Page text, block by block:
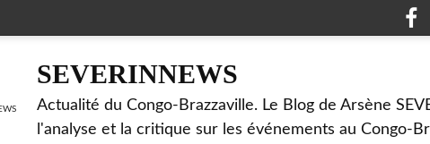
SEVERINNEWS
Actualité du Congo-Brazzaville. Le Blog de Arsène
l'analyse et la critique sur les événements au Congo-